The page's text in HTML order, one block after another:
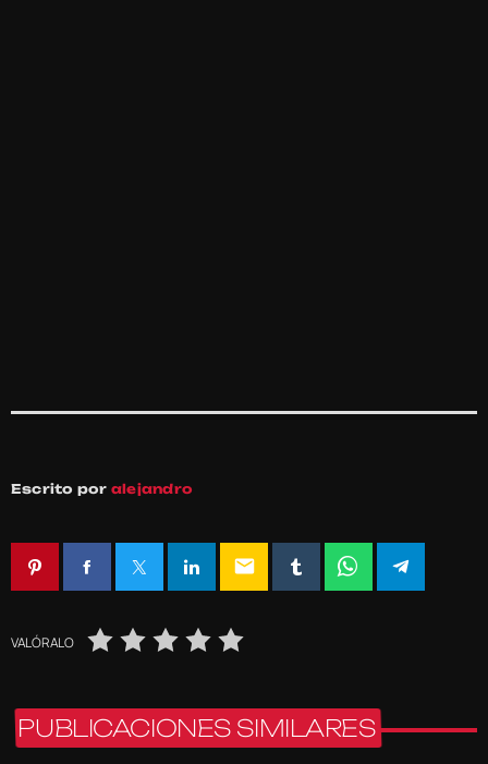
Escrito por alejandro
email
VALÓRALO
PUBLICACIONES SIMILARES